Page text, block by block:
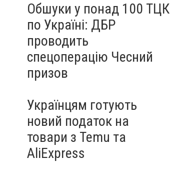
Обшуки у понад 100 ТЦК
по Україні: ДБР
проводить
спецоперацію Чесний
призов
Українцям готують
новий податок на
товари з Temu та
AliExpress